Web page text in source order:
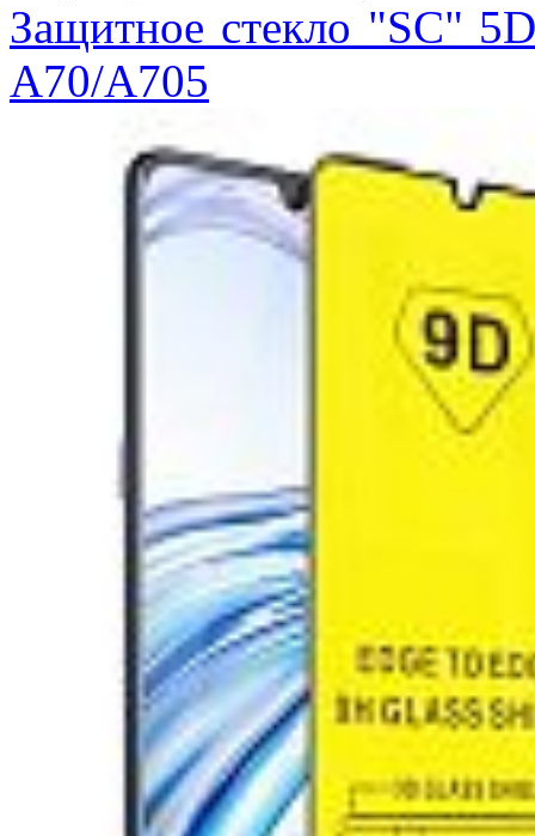
Защитное стекло "SC"
A70/A705